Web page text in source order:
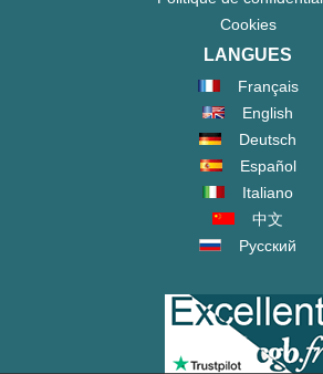
Cookies
LANGUES
Français
English
Deutsch
Español
Italiano
中文
Русский